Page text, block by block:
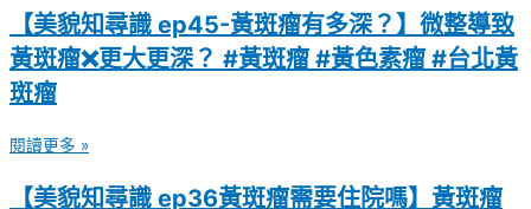
【美貌知尋識 ep45-黃斑瘤有多深？】微整導致
黃斑瘤❌更大更深？ #黃斑瘤 #黃色素瘤 #台北黃
斑瘤
閱讀更多 »
【美貌知尋識 ep36黃斑瘤需要住院嗎】黃斑瘤